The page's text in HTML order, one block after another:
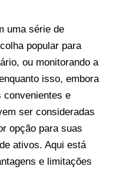
uma série de
popular para
ou monitorando a
isso, embora
convenientes e
ser consideradas
opção para suas
ativos. Aqui está
e limitações